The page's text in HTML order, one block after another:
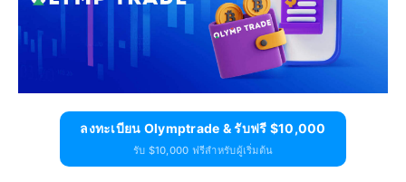
ลงทะเบียน Olymptrade & รับฟรี $10,000
รับ $10,000 ฟรีสำหรับผู้เริ่มต้น